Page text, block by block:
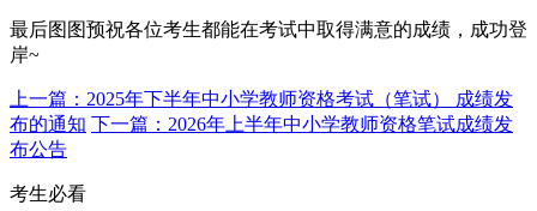
最后图图预祝各位考生都能在考试中取得满意的成绩，成功登
岸~
上一篇：2025年下半年中小学教师资格考试（笔试） 成绩发
布的通知 下一篇：2026年上半年中小学教师资格笔试成绩发
布公告
考生必看